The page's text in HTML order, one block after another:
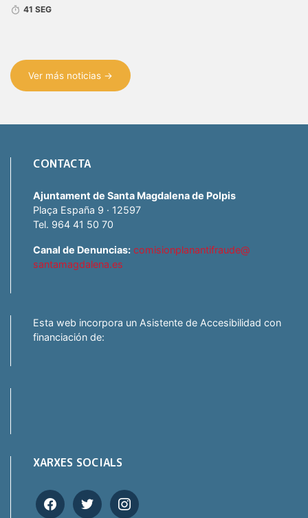
41 SEG
Ver más noticias →
CONTACTA
Ajuntament de Santa Magdalena de Polpis
Plaça España 9 · 12597
Tel. 964 41 50 70
Canal de Denuncias: comisionplanantifraude@
santamagdalena.es
Esta web incorpora un Asistente de Accesibilidad con
financiación de:
XARXES SOCIALS
facebooktwitter instagram